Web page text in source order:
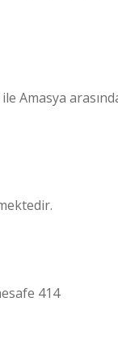
Amasya
414